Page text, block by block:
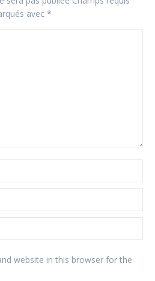
avec *
website in this browser for the